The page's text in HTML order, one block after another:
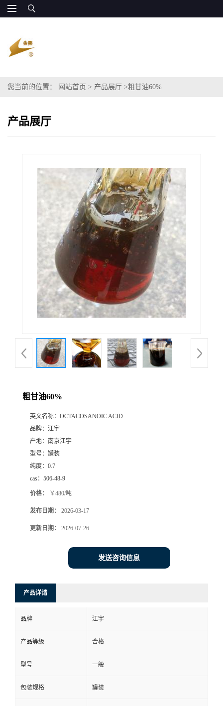
您当前的位置： 网站首页 > 产品展厅 >粗甘油60%
产品展厅
粗甘油60%
英文名称： OCTACOSANOIC ACID
品牌： 江宇
产地： 南京江宇
型号： 罐装
纯度： 0.7
cas： 506-48-9
价格： ￥480/吨
发布日期： 2026-03-17
更新日期： 2026-07-26
发送咨询信息
产品详请
品牌 江宇
产品等级 合格
型号 一般
包装规格 罐装